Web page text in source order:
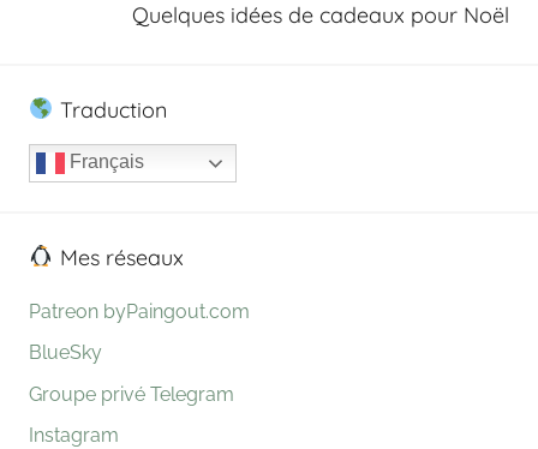
Quelques idées de cadeaux pour Noël
Traduction
Français
Mes réseaux
Patreon byPaingout.com
BlueSky
Groupe privé Telegram
Instagram